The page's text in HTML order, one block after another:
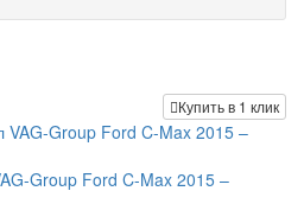
Купить в 1 клик
Group Ford C-Max 2015 –